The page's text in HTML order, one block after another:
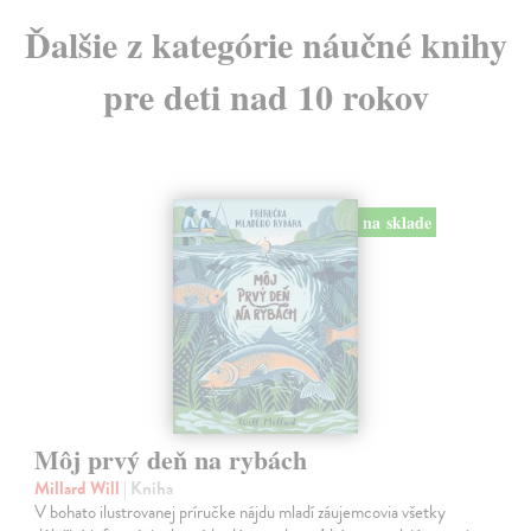
Ďalšie z kategórie náučné knihy
pre deti nad 10 rokov
na sklade
Môj prvý deň na rybách
Millard Will | Kniha
V bohato ilustrovanej príručke nájdu mladí záujemcovia všetky